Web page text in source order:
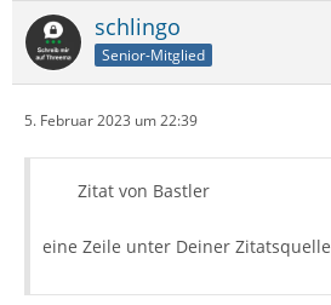
schlingo
Senior-Mitglied
5. Februar 2023 um 22:39
Zitat von Bastler
eine Zeile unter Deiner Zitatsquelle